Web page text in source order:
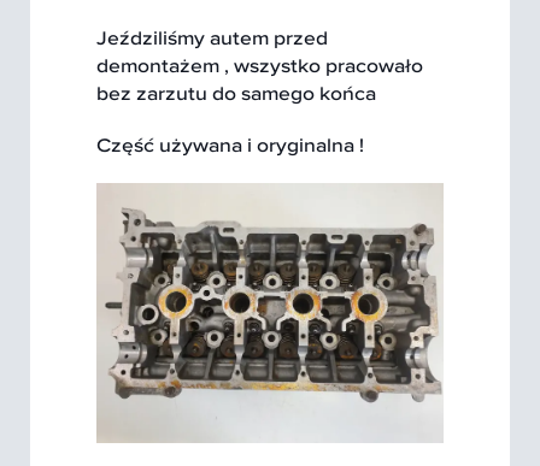
Jeździliśmy autem przed
demontażem , wszystko pracowało
bez zarzutu do samego końca
Część używana i oryginalna !